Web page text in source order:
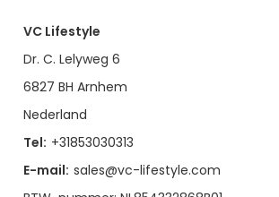
VC Lifestyle
Dr. C. Lelyweg 6
6827 BH Arnhem
Nederland
Tel: +31853030313
E-mail: sales@vc-lifestyle.com